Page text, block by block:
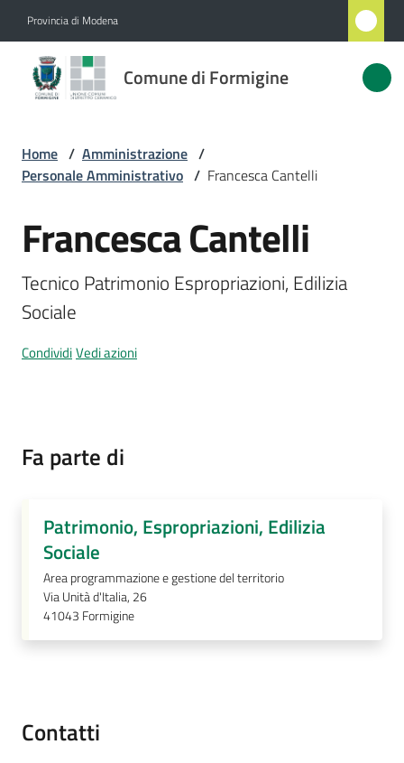
Provincia di Modena
Comune di Formigine
Comune
di
Novità
Servizi
Formigine
Prenotazione
e
t
Home / Amministrazione /
Personale Amministrativo / Francesca Cantelli
Salta al contenuto
Francesca Cantelli
Tecnico Patrimonio Espropriazioni, Edilizia
Sociale
CondividiVedi azioni
Fa parte di
Patrimonio, Espropriazioni, Edilizia
Sociale
Area programmazione e gestione del territorio
Via Unità d'Italia, 26
41043 Formigine
Contatti